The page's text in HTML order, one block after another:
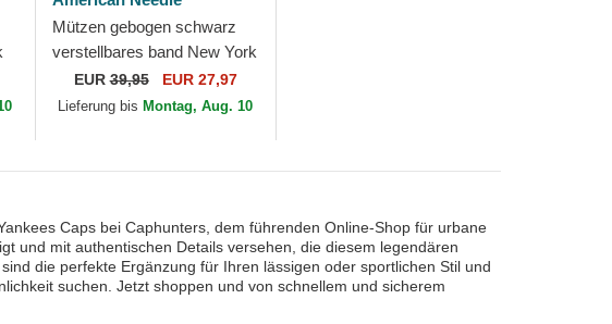
Mützen gebogen schwarz
verstellbares band New York
Black Yankees Hepcat der
New York Black...
EUR39,95 EUR 27,97
Lieferung bis Montag, Aug. 10
Caps bei Caphunters, dem führenden Online-Shop für urbane
und mit authentischen Details versehen, die diesem legendären
die perfekte Ergänzung für Ihren lässigen oder sportlichen Stil und
suchen. Jetzt shoppen und von schnellem und sicherem